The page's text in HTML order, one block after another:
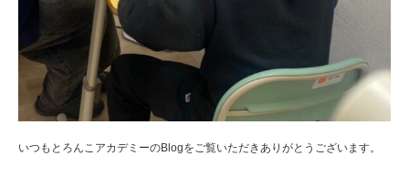
いつもとろんこアカデミーのBlogをご覧いただきありがとうございます。